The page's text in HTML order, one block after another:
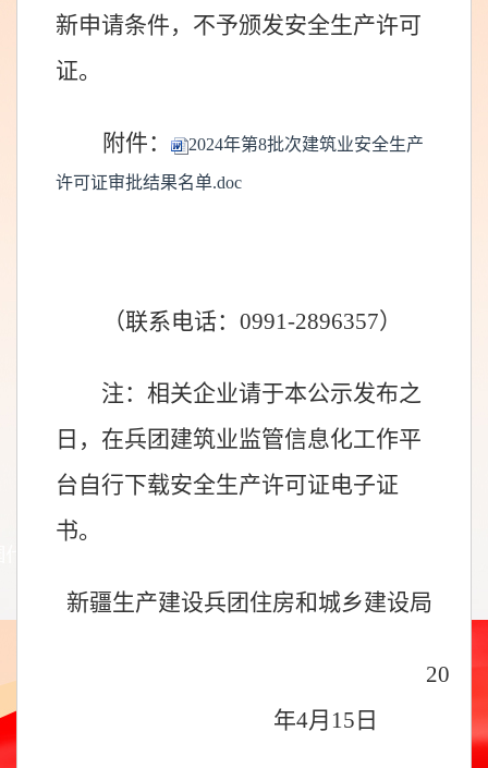
新申请条件，不予颁发安全生产许可
证。
附件： 2024年第8批次建筑业安全生产
许可证审批结果名单.doc
（联系电话： 0991-2896357）
注：相关企业请于本公示发布之
日 ，在兵团建筑业监管信息化工作平
台自行下载安全生产许可证电子证
书。
新疆生产建设兵团住房和城乡建设局
20
年4月 15 日